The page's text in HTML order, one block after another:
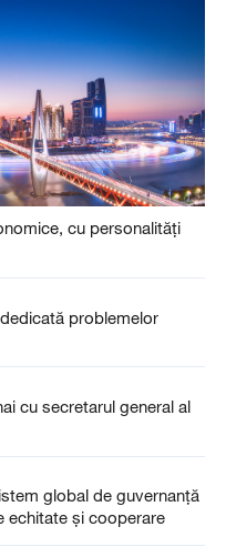
cu personalități
problemelor
cu secretarul general al
global de guvernanță
echitate și cooperare